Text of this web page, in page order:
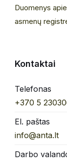
Duomenys
asmenų
Kontaktai
Telefonas
+370 5
El. paštas
info@anta.lt
Darbo